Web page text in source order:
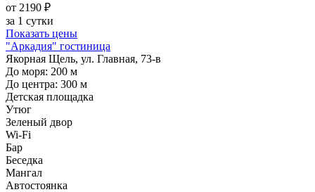
от 2190 ₽
за 1 сутки
Показать цены
"Аркадия" гостиница
Якорная Щель, ул. Главная, 73-в
До моря: 200 м
До центра: 300 м
Детская площадка
Утюг
Зеленый двор
Wi-Fi
Бар
Беседка
Мангал
Автостоянка